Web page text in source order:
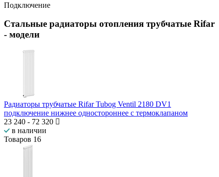
Подключение
Стальные радиаторы отопления трубчатые Rifar
- модели
Радиаторы трубчатые Rifar Tubog Ventil 2180 DV1
подключение нижнее одностороннее с термоклапаном
23 240 - 72 320
в наличии
Товаров 16